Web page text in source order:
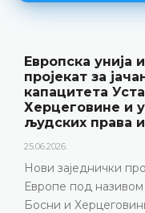
Европе покренули
Босне и
заштите
права
уније и Савјета
људским правима у
судовање“